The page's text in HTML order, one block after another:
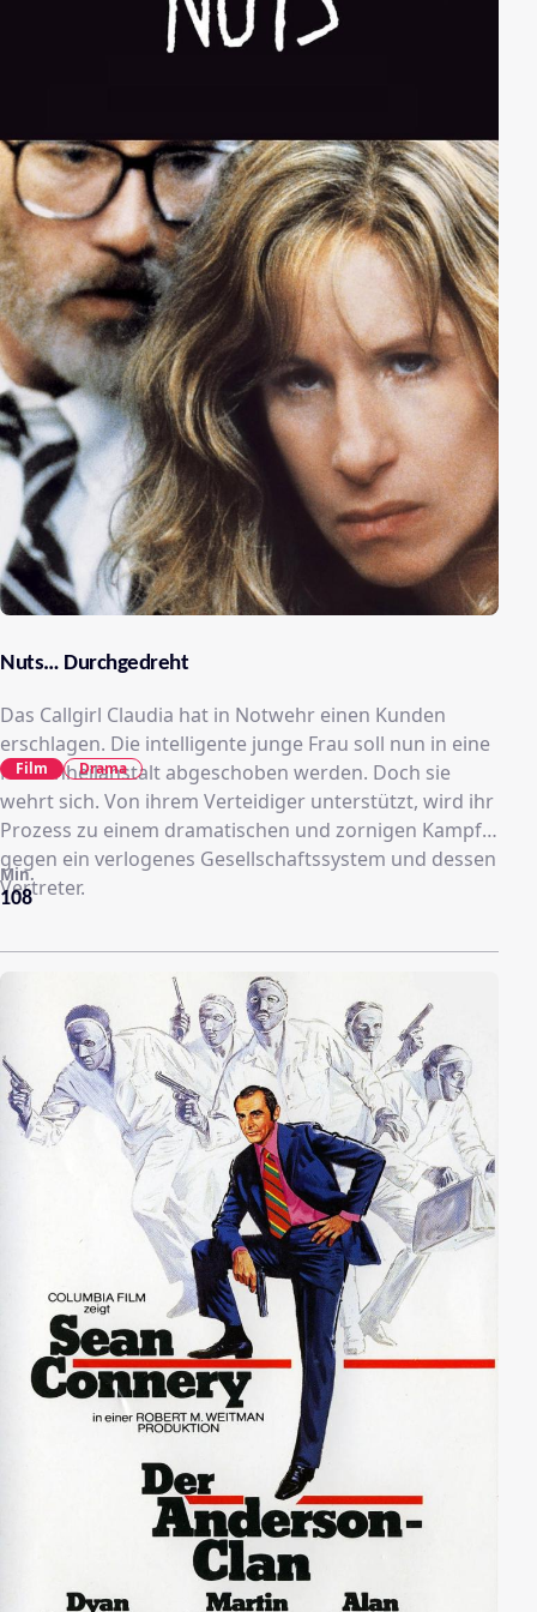
Nuts… Durchgedreht
Das Callgirl Claudia hat in Notwehr einen Kunden
erschlagen. Die intelligente junge Frau soll nun in eine
Nervenheilanstalt abgeschoben werden. Doch sie
wehrt sich. Von ihrem Verteidiger unterstützt, wird ihr
Prozess zu einem dramatischen und zornigen Kampf
gegen ein verlogenes Gesellschaftssystem und dessen
Vertreter.
108
Min.
Film Drama